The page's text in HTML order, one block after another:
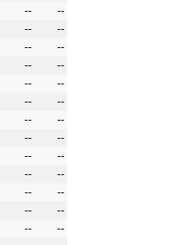
--
--
--
--
--
--
--
--
--
--
--
--
--
--
--
--
--
--
--
--
--
--
--
--
--
--